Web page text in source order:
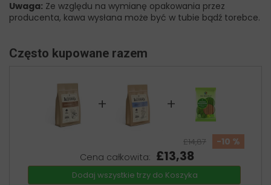
Uwaga: Ze względu na wymianę opakowania przez
producenta, kawa wysłana może być w tubie bądź torebce.
Często kupowane razem
+ +
£14,87
-10 %
Cena całkowita: £13,38
Dodaj wszystkie trzy do Koszyka